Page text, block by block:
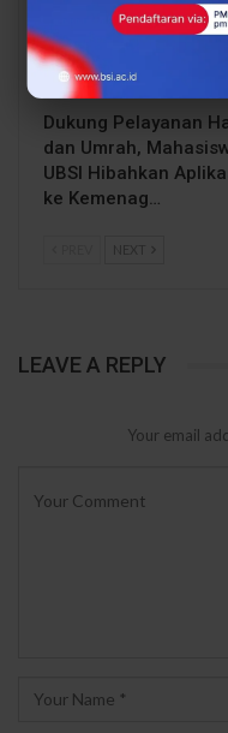
Dukung Pelayanan
dan Umrah,
UBSI Hibahkan
ke Kemenag…
NEXT
LEAVE A REPLY
Your email